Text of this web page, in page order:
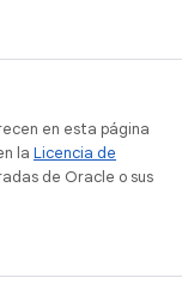
en esta página
la Licencia de
de Oracle o sus